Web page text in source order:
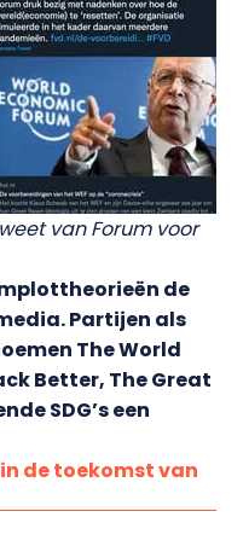
van Forum voor
de
Partijen als
The World
Better, The Great
SDG’s een
de toekomst van